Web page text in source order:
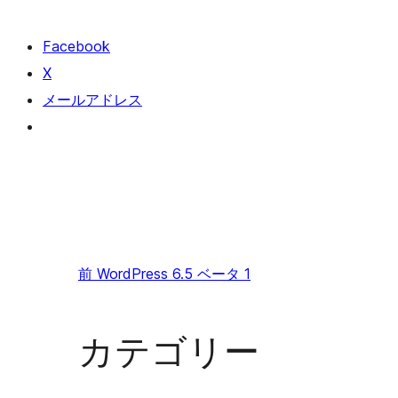
Facebook
X
メールアドレス
前 WordPress 6.5 ベータ 1
カテゴリー